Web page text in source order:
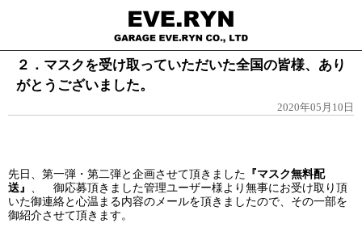
２．マスクを受け取っていただいた全国の皆様、あり
がとうございました。
2020年05月10日
先日、第一弾・第二弾と企画させて頂きました 『マスク無料配
送』 、 御応募頂きました管理ユーザー様より無事にお受け取り頂
いた御連絡と心温まる内容のメールを頂きましたので、その一部を
御紹介させて頂きます。